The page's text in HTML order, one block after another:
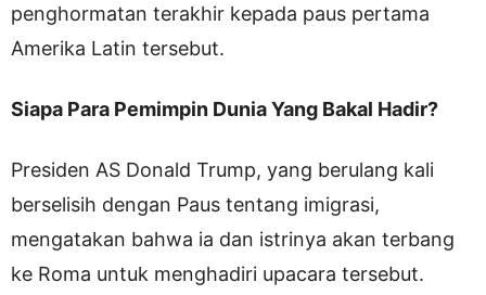
penghormatan terakhir kepada paus pertama
Amerika Latin tersebut.
Siapa Para Pemimpin Dunia Yang Bakal Hadir?
Presiden AS Donald Trump, yang berulang kali
berselisih dengan Paus tentang imigrasi,
mengatakan bahwa ia dan istrinya akan terbang
ke Roma untuk menghadiri upacara tersebut.